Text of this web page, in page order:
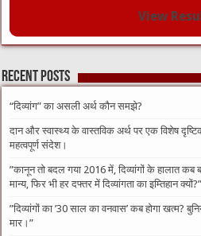
View
Recent Posts
“दिव्यांग” का असली अर्थ कौन समझे?
दान और स्वास्थ्य के वास्तविक अर्थ पर एक विशेष
महत्वपूर्ण संदेश।
​”कानून तो बदल गया 2016 में, दिव्यांगों के हालात
मान्य, फिर भी हर दफ्तर में दिव्यांगता का इम्तिहान क्यों?”
​”दिव्यांगों का ’30 साल का वनवास’ कब होगा खत्म?
मार।”